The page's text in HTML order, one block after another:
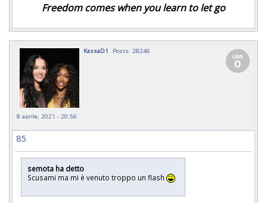
Freedom comes when you learn to let go
KassaD1 Posts: 28246
8 aprile, 2021 - 20:56
85
semota ha detto
Scusami ma mi è venuto troppo un flash